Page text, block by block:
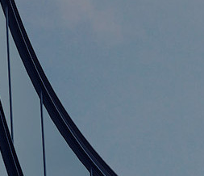
기업정보
기업소식
윤리경영
연혁
오시는 길